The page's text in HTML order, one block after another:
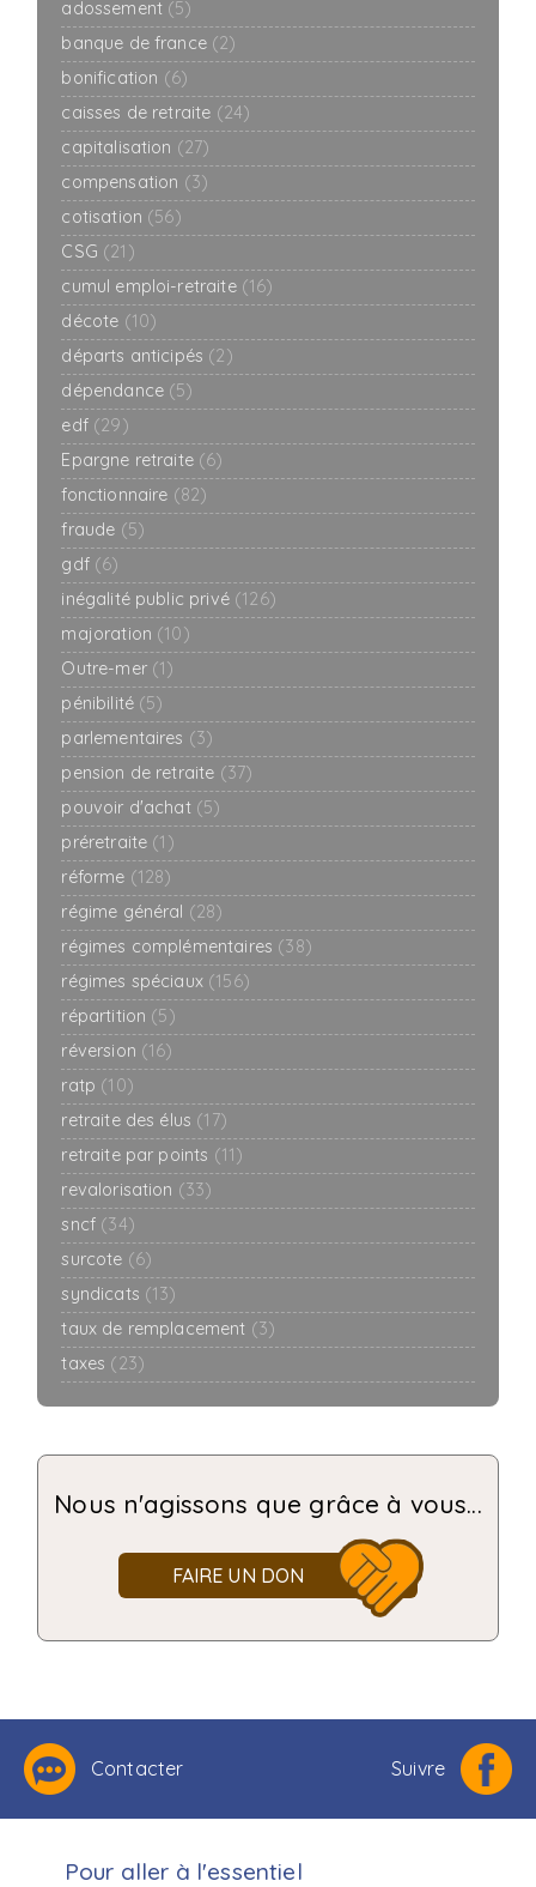
adossement (5)
banque de france (2)
bonification (6)
caisses de retraite (24)
capitalisation (27)
compensation (3)
cotisation (56)
CSG (21)
cumul emploi-retraite (16)
décote (10)
départs anticipés (2)
dépendance (5)
edf (29)
Epargne retraite (6)
fonctionnaire (82)
fraude (5)
gdf (6)
inégalité public privé (126)
majoration (10)
Outre-mer (1)
pénibilité (5)
parlementaires (3)
pension de retraite (37)
pouvoir d'achat (5)
préretraite (1)
réforme (128)
régime général (28)
régimes complémentaires (38)
régimes spéciaux (156)
répartition (5)
réversion (16)
ratp (10)
retraite des élus (17)
retraite par points (11)
revalorisation (33)
sncf (34)
surcote (6)
syndicats (13)
taux de remplacement (3)
taxes (23)
Nous n'agissons que grâce à vous...
FAIRE UN DON
Contacter Suivre
Pour aller à l'essentiel